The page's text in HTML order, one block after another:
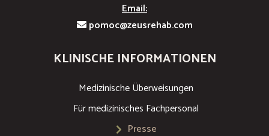
Email:
pomoc@zeusrehab.com
KLINISCHE INFORMATIONEN
Medizinische Überweisungen
Für medizinisches Fachpersonal
Presse